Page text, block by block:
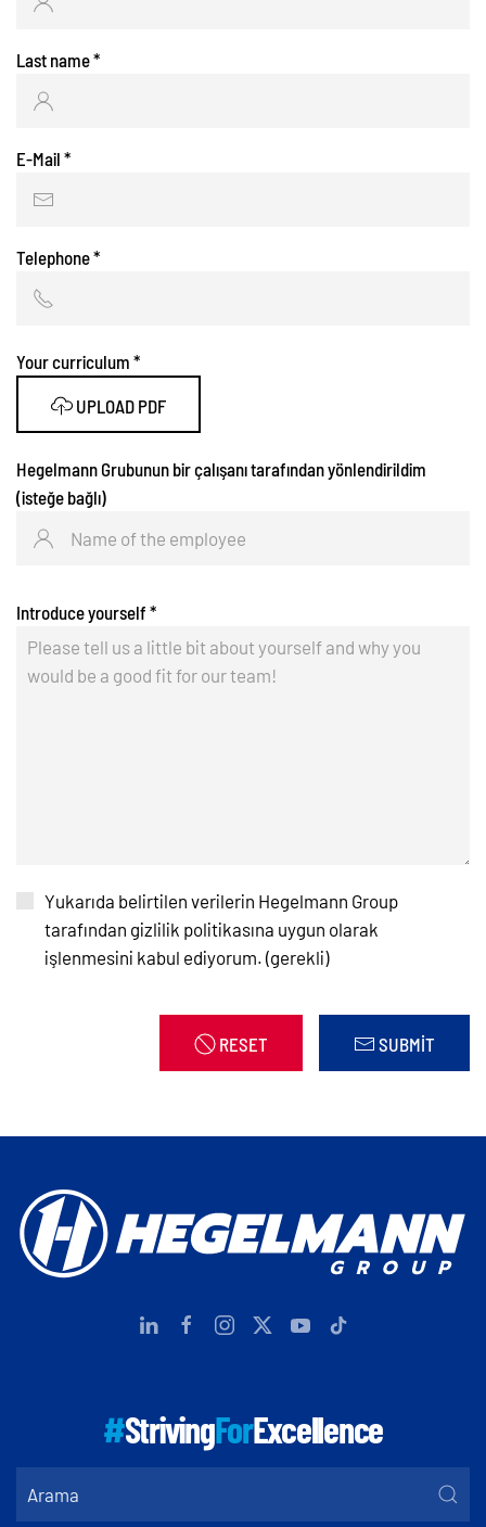
Last name*
E-Mail *
Telephone*
Your curriculum *
UPLOAD PDF
Hegelmann Grubunun bir çalışanı tarafından yönlendirildim
(isteğe bağlı)
Introduce yourself *
Yukarıda belirtilen verilerin Hegelmann Group
tarafından gizlilik politikasına uygun olarak
işlenmesini kabul ediyorum. (gerekli)
RESET SUBMIT
#StrivingForExcellence